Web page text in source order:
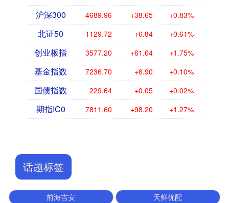
沪深300 4689.96 +38.65 +0.83%
北证50 1129.72 +6.84 +0.61%
创业板指 3577.20 +61.64 +1.75%
基金指数 7236.70 +6.90 +0.10%
国债指数 229.64 +0.05 +0.02%
期指IC0 7811.60 +98.20 +1.27%
话题标签
前海吉安 天鲜优配